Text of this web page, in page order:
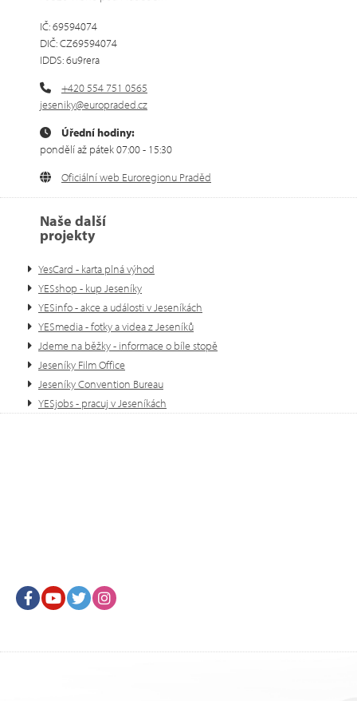
IČ: 69594074
DIČ: CZ69594074
IDDS: 6u9rera
+420 554 751 0565
jeseniky@europraded.cz
Úřední hodiny:
pondělí až pátek 07:00 - 15:30
Oficiální web Euroregionu Praděd
Naše další
projekty
YesCard - karta plná výhod
YESshop - kup Jeseníky
YESinfo - akce a události v Jeseníkách
YESmedia - fotky a videa z Jeseníků
Jdeme na běžky - informace o bíle stopě
Jeseníky Film Office
Jeseníky Convention Bureau
YESjobs - pracuj v Jeseníkách
FacebookYoutubeTwitter